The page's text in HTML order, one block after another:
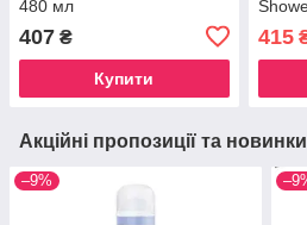
480 мл
407 ₴
Купити
415
Акційні пропозиції та новинки
–9%